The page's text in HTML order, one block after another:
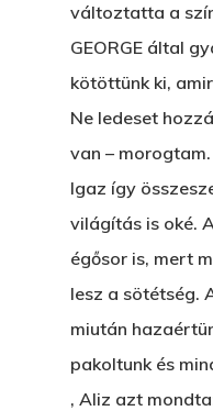
változtatta a
GEORGE által
kötöttünk ki,
Ne ledeset
van –
Igaz így
világítás is oké.
égősor is, mert
lesz a sötétség.
miután
pakoltunk és
, Aliz azt